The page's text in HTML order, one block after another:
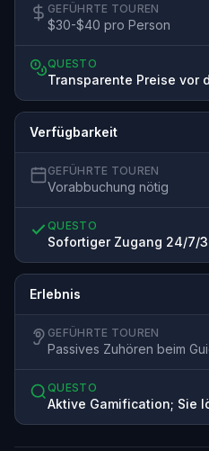
GEFÜHRTE TOUREN
$30-$40 pro Person
QUESTO
Transparente Preise vor
Verfügbarkeit
GEFÜHRTE TOUREN
Vorabbuchung nötig
QUESTO
Sofortiger Zugang 24/7/
Erlebnis
GEFÜHRTE TOUREN
Passives Zuhören beim
QUESTO
Aktive Gamification; Sie